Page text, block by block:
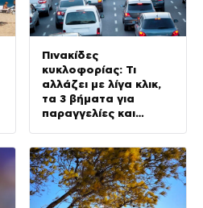
Πινακίδες
κυκλοφορίας: Τι
αλλάζει με λίγα κλικ,
τα 3 βήματα για
παραγγελίες και
κυρώσεις για
παραβάσεις